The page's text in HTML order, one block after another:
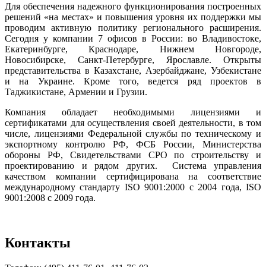
Для обеспечения надежного функционирования построенных
решений «на местах» и повышения уровня их поддержки мы
проводим активную политику регионального расширения.
Сегодня у компании 7 офисов в России: во Владивостоке,
Екатеринбурге, Краснодаре, Нижнем Новгороде,
Новосибирске, Санкт-Петербурге, Ярославле. Открыты
представительства в Казахстане, Азербайджане, Узбекистане
и на Украине. Кроме того, ведется ряд проектов в
Таджикистане, Армении и Грузии.
Компания обладает необходимыми лицензиями и
сертификатами для осуществления своей деятельности, в том
числе, лицензиями Федеральной службы по техническому и
экспортному контролю РФ, ФСБ России, Министерства
обороны РФ, Свидетельствами СРО по строительству и
проектированию и рядом других. Система управления
качеством компании сертифицирована на соответствие
международному стандарту ISO 9001:2000 с 2004 года, ISO
9001:2008 с 2009 года.
Контакты